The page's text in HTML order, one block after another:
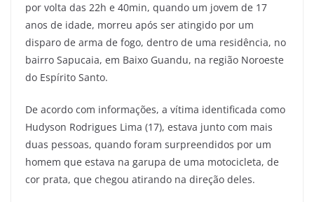
por volta das 22h e 40min, quando um jovem de 17
anos de idade, morreu após ser atingido por um
disparo de arma de fogo, dentro de uma residência, no
bairro Sapucaia, em Baixo Guandu, na região Noroeste
do Espírito Santo.
De acordo com informações, a vítima identificada como
Hudyson Rodrigues Lima (17), estava junto com mais
duas pessoas, quando foram surpreendidos por um
homem que estava na garupa de uma motocicleta, de
cor prata, que chegou atirando na direção deles.